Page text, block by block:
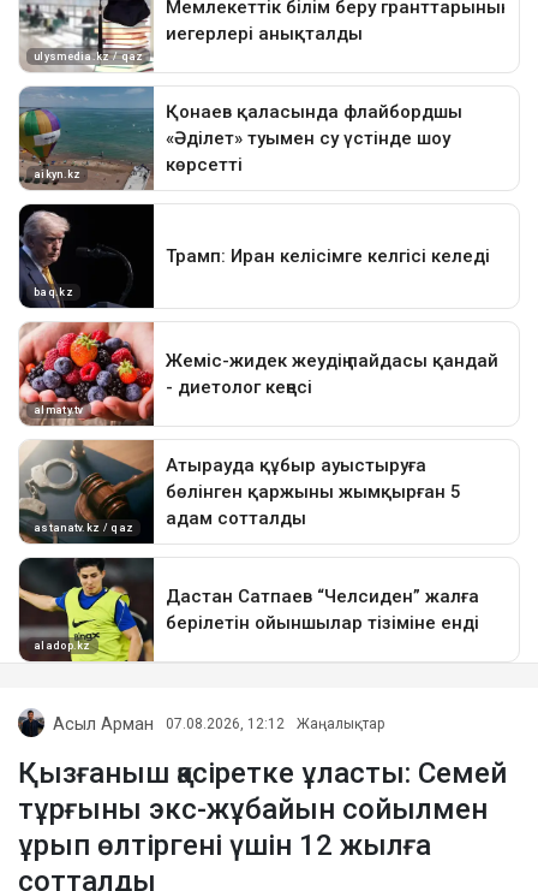
Асыл Арман 07.08.2026, 12:12 Жаңалықтар
Қызғаныш қасіретке ұласты: Семей
тұрғыны экс-жұбайын сойылмен
ұрып өлтіргені үшін 12 жылға
сотталды